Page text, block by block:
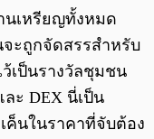
านเหรียญทั้งหมด
จะถูกจัดสรรสำหรับ
เป็นรางวัลชุมชน
ะ DEX นี่เป็น
ค็นในราคาที่จับต้อง